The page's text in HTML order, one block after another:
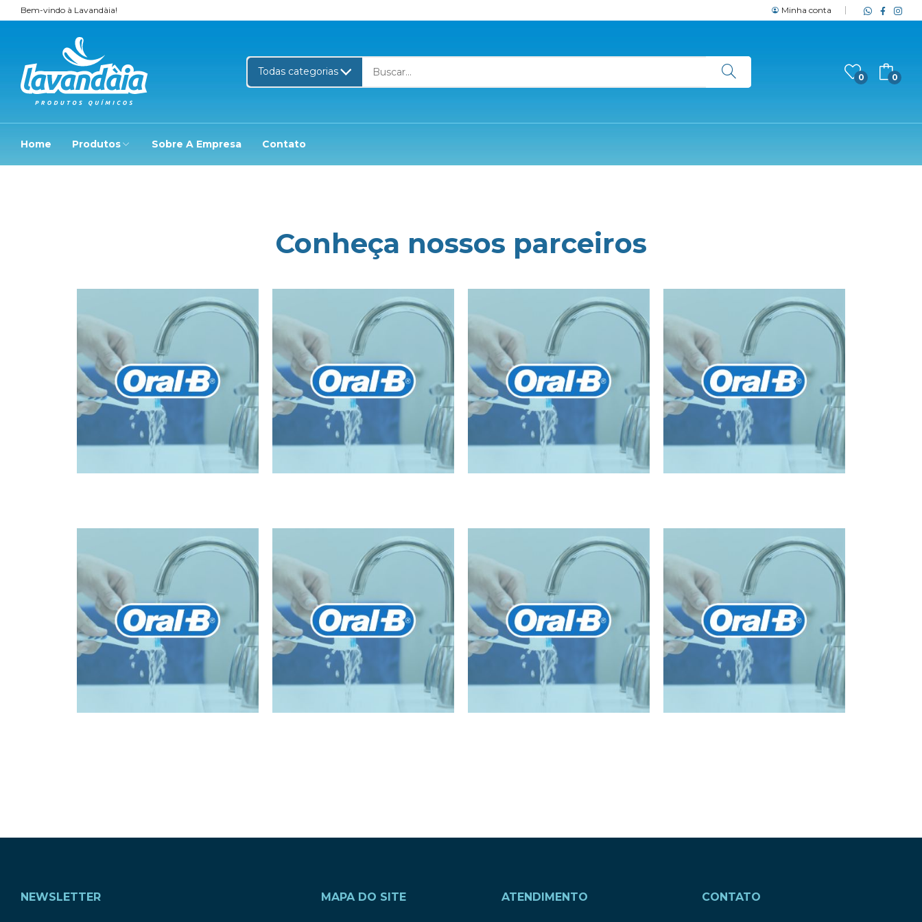
Bem-vindo à Lavandàia! Minha conta
0 0
Home Produtos Sobre A Empresa Contato
Conheça nossos parceiros
NEWSLETTER MAPA DO SITE ATENDIMENTO CONTATO